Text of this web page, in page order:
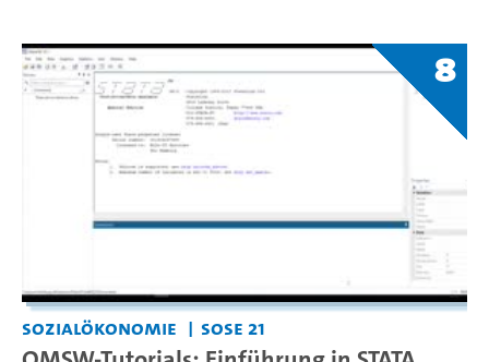
8
Sozialökonomie SoSe 21